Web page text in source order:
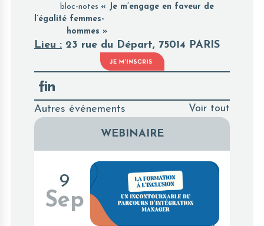
bloc-notes « Je m’engage en faveur de
l’égalité femmes-
hommes »
Lieu : 23 rue du Départ, 75014 PARIS
Autres événements Voir tout
WEBINAIRE
9
Sep